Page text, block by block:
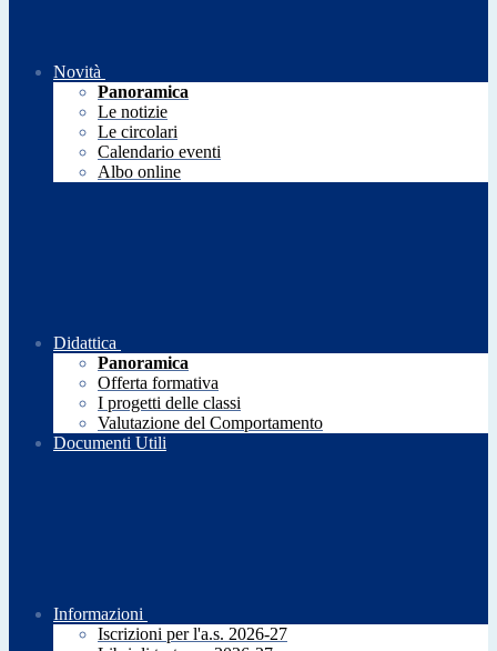
Novità
Panoramica
Le notizie
Le circolari
Calendario eventi
Albo online
Didattica
Panoramica
Offerta formativa
I progetti delle classi
Valutazione del Comportamento
Documenti Utili
Informazioni
Iscrizioni per l'a.s. 2026-27